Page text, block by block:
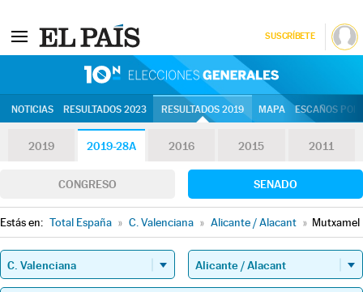
SUSCRÍBETE
NOTICIAS RESULTADOS 2023 RESULTADOS 2019 MAPA ESCAÑOS
2019 2019-28A 2016 2015 2011
CONGRESO SENADO
Estás en: Total España » C. Valenciana » Alicante / Alacant » Mutxamel